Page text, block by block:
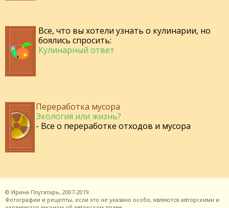
Все, что вы хотели узнать о кулинарии, но
боялись спросить:
Кулинарный ответ
Переработка мусора
Экология или жизнь?
- Все о переработке отходов и мусора
© Ирина Плугатарь, 2007-2019.
Фотографии и рецепты, если это не указано особо, являются авторскими и